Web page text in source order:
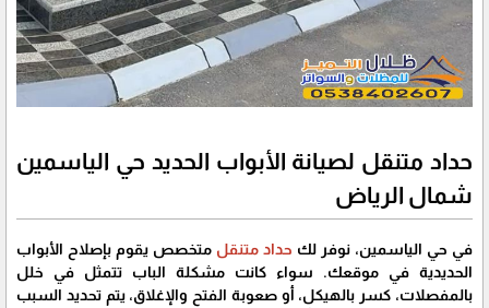
حداد متنقل لصيانة الأبواب الحديد حي الياسمين
شمال الرياض
في حي الياسمين، نوفر لك حداد متنقل متخصص يقوم بإصلاح الأبواب
الحديدية في موقعك. سواء كانت مشكلة الباب تتمثل في خلل
بالمفصلات، كسر بالهيكل، أو صعوبة الفتح والإغلاق، يتم تحديد السبب